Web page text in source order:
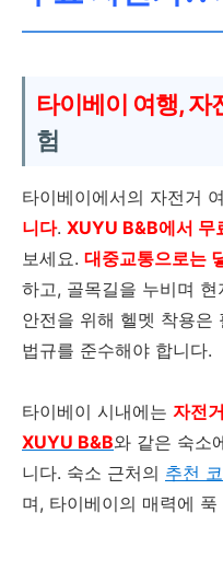
타이베이 여행, 자
험
타이베이에서의 자전거
니다. XUYU B&B에서 무
보세요. 대중교통으로는
하고, 골목길을 누비며
안전을 위해 헬멧 착용은
법규를 준수해야 합니다.
타이베이 시내에는 자전
XUYU B&B와 같은 숙소
니다. 숙소 근처의 추천
며, 타이베이의 매력에 푹